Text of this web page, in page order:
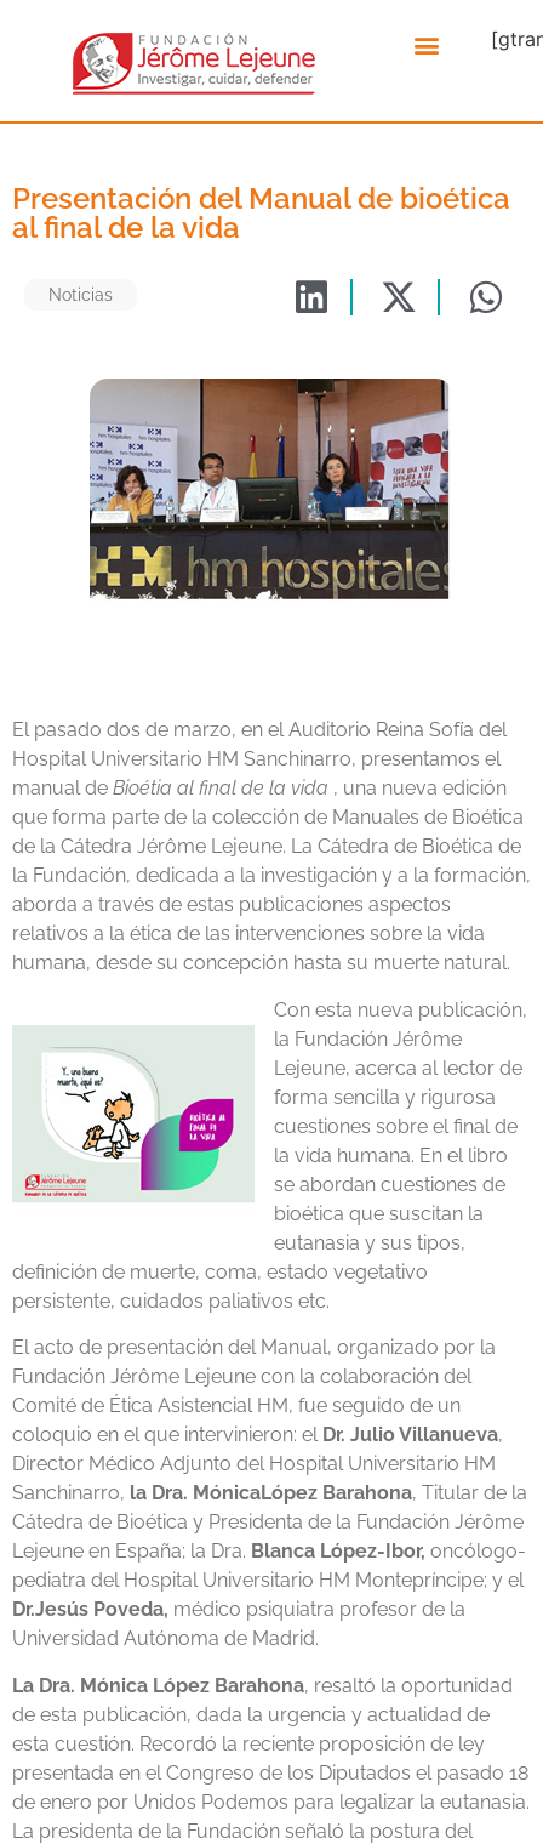
Presentación del Manual de bioética
al final de la vida
Noticias
El pasado dos de marzo, en el Auditorio Reina Sofía del
Hospital Universitario HM Sanchinarro, presentamos el
manual de Bioétia al final de la vida , una nueva edición
que forma parte de la colección de Manuales de Bioética
de la Cátedra Jérôme Lejeune. La Cátedra de Bioética de
la Fundación, dedicada a la investigación y a la formación,
aborda a través de estas publicaciones aspectos
relativos a la ética de las intervenciones sobre la vida
humana, desde su concepción hasta su muerte natural.
Con esta nueva publicación,
la Fundación Jérôme
Lejeune, acerca al lector de
forma sencilla y rigurosa
cuestiones sobre el final de
la vida humana. En el libro
se abordan cuestiones de
bioética que suscitan la
eutanasia y sus tipos,
definición de muerte, coma, estado vegetativo
persistente, cuidados paliativos etc.
El acto de presentación del Manual, organizado por la
Fundación Jérôme Lejeune con la colaboración del
Comité de Ética Asistencial HM, fue seguido de un
coloquio en el que intervinieron: el Dr. Julio Villanueva,
Director Médico Adjunto del Hospital Universitario HM
Sanchinarro, la Dra. MónicaLópez Barahona, Titular de la
Cátedra de Bioética y Presidenta de la Fundación Jérôme
Lejeune en España; la Dra. Blanca López-Ibor, oncólogo-
pediatra del Hospital Universitario HM Montepríncipe; y el
Dr.Jesús Poveda, médico psiquiatra profesor de la
Universidad Autónoma de Madrid.
La Dra. Mónica López Barahona, resaltó la oportunidad
de esta publicación, dada la urgencia y actualidad de
esta cuestión. Recordó la reciente proposición de ley
presentada en el Congreso de los Diputados el pasado 18
de enero por Unidos Podemos para legalizar la eutanasia.
La presidenta de la Fundación señaló la postura del